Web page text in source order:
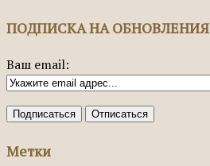
ПОДПИСКА НА ОБНОВЛЕНИЯ
Ваш email:
Метки